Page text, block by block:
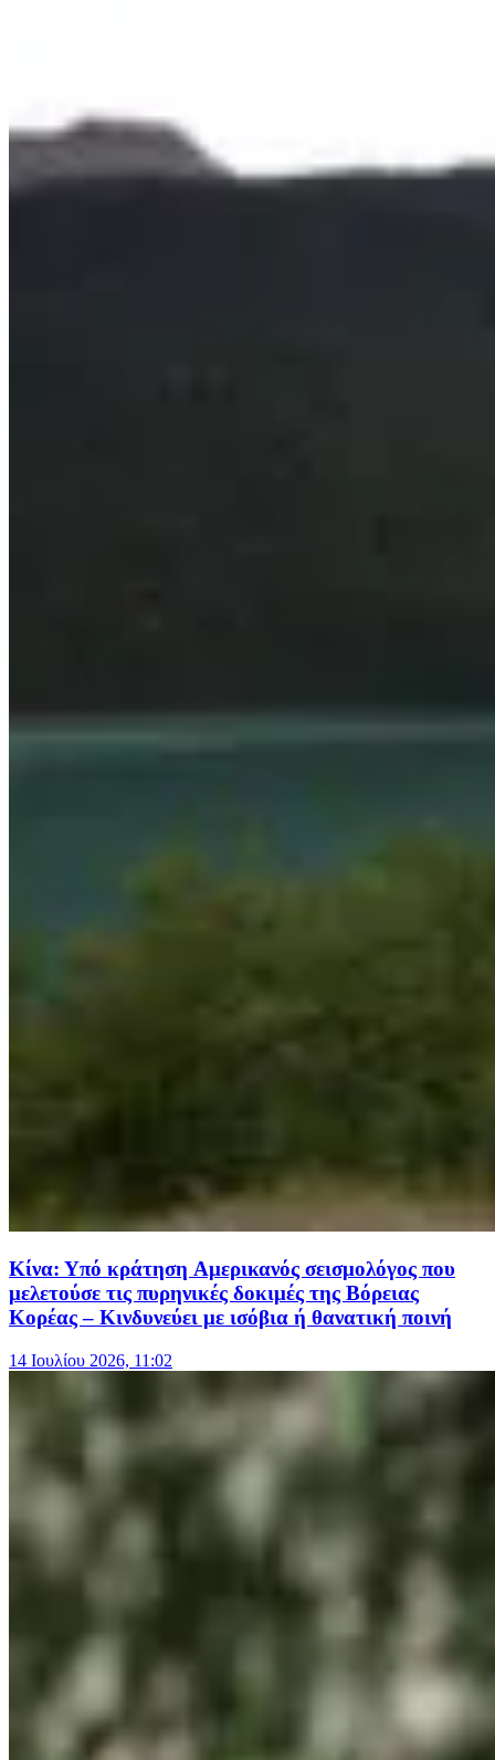
Κίνα: Υπό κράτηση Αμερικανός σεισμολόγος που
μελετούσε τις πυρηνικές δοκιμές της Βόρειας
Κορέας – Κινδυνεύει με ισόβια ή θανατική ποινή
14 Ιουλίου 2026, 11:02